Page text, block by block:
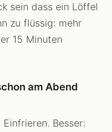
sein dass ein Löffel
zu flüssig: mehr
15 Minuten
am Abend
Besser: